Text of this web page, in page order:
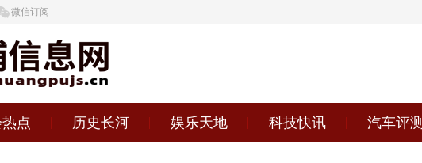
微信订阅
点 历史长河 娱乐天地 科技快讯 汽车评测